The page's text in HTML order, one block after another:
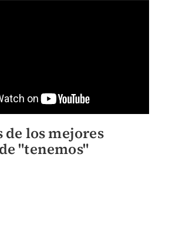
de los mejores
"tenemos"